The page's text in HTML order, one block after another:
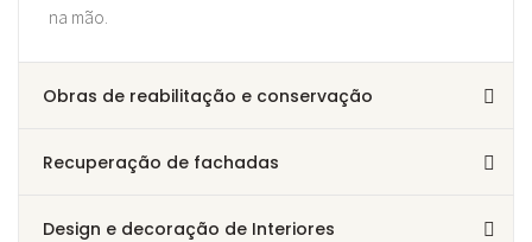
na mão.
Obras de reabilitação e conservação
Recuperação de fachadas
Design e decoração de Interiores